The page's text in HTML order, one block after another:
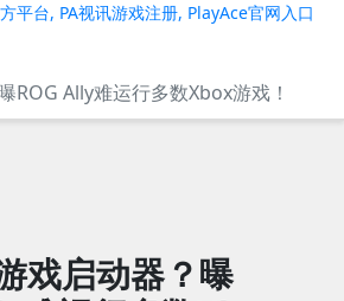
平台, PA视讯游戏注册, PlayAce官网入口
ROG Ally难运行多数Xbox游戏！
戏启动器？曝